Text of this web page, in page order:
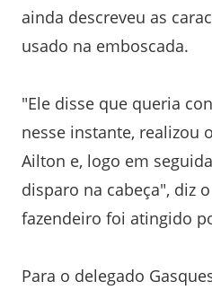
ainda descreveu as
usado na emboscada.
"Ele disse que queria
nesse instante, realizou
Ailton e, logo em
disparo na cabeça", diz
fazendeiro foi atingido
Para o delegado